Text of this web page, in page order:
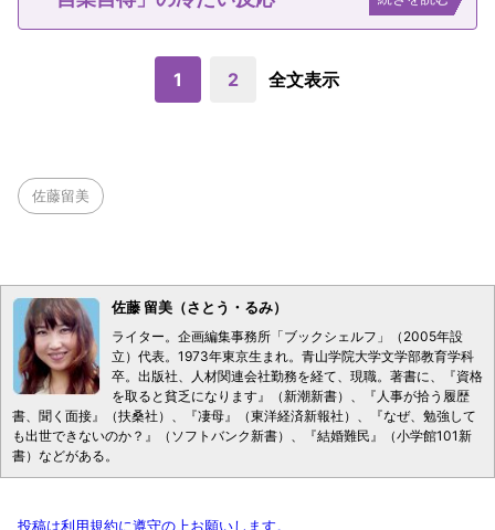
1 2 全文表示
佐藤留美
佐藤 留美（さとう・るみ）
ライター。企画編集事務所「ブックシェルフ」（2005年設
立）代表。1973年東京生まれ。青山学院大学文学部教育学科
卒。出版社、人材関連会社勤務を経て、現職。著書に、『資格
を取ると貧乏になります』（新潮新書）、『人事が拾う履歴
書、聞く面接』（扶桑社）、『凄母』（東洋経済新報社）、『なぜ、勉強して
も出世できないのか？』（ソフトバンク新書）、『結婚難民』（小学館101新
書）などがある。